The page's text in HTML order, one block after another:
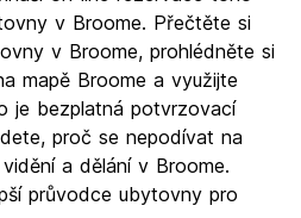
7.4
7.1
6.1
v Broome. Přečtěte si
v Broome, prohlédněte si
mapě Broome a využijte
je bezplatná potvrzovací
proč se nepodívat na
a dělání v Broome.
průvodce ubytovny pro